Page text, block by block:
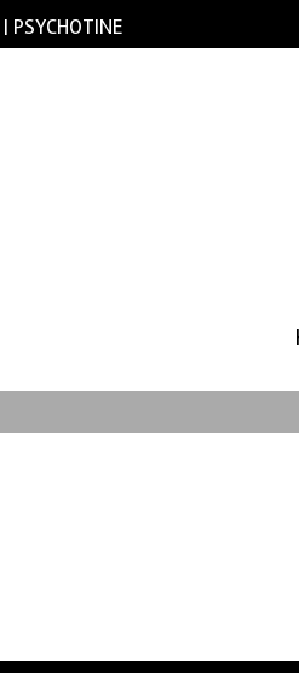
| PSYCHOTINE